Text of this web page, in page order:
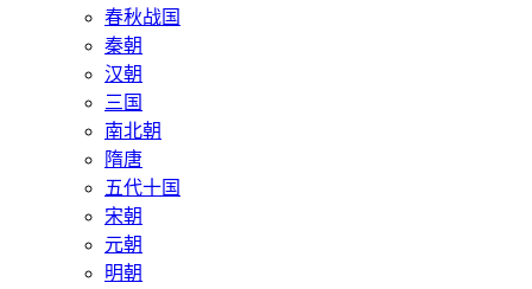
春秋战国
秦朝
汉朝
三国
南北朝
隋唐
五代十国
宋朝
元朝
明朝